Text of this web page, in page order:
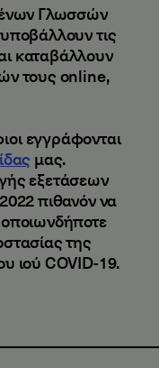
Γλωσσών
τις
καταβάλλουν
τους online,
εγγράφονται
μας.
εξετάσεων
πιθανόν να
της
ιού COVID-19.